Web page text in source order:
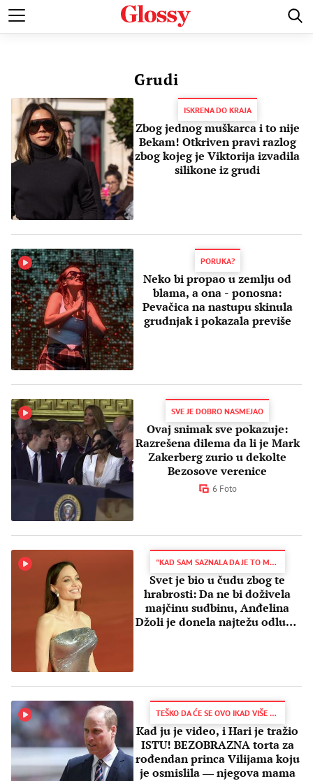
POZNATI MODA I LEPOTA ZDRAVI I SREĆNI LJUBAV
Grudi
ISKRENA DO KRAJA
Zbog jednog muškarca i to nije
Bekam! Otkriven pravi razlog
zbog kojeg je Viktorija izvadila
silikone iz grudi
PORUKA?
Neko bi propao u zemlju od
blama, a ona - ponosna:
Pevačica na nastupu skinula
grudnjak i pokazala previše
SVE JE DOBRO NASMEJAO
Ovaj snimak sve pokazuje:
Razrešena dilema da li je Mark
Zakerberg zurio u dekolte
Bezosove verenice
6 Foto
"KAD SAM SAZNALA DA JE TO MOJA REALNOST..."
Svet je bio u čudu zbog te
hrabrosti: Da ne bi doživela
majčinu sudbinu, Anđelina
Džoli je donela najtežu odluku
TEŠKO DA ĆE SE OVO IKAD VIŠE VIDETI U PALATI!
Kad ju je video, i Hari je tražio
ISTU! BEZOBRAZNA torta za
rođendan princa Vilijama koju
je osmislila ― njegova mama